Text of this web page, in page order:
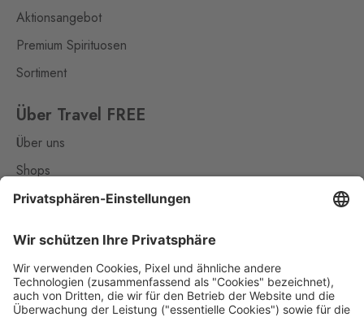
Aktionsangebot
Premium Spirituosen
Sortiment
Über Travel FREE
Über uns
Shops
Kontakt
Nützliches
Impressum
Datenschutz